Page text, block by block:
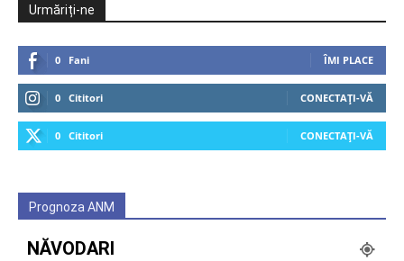
Urmăriți-ne
0 Fani ÎMI PLACE
0 Cititori CONECTAȚI-VĂ
0 Cititori CONECTAȚI-VĂ
Prognoza ANM
NĂVODARI